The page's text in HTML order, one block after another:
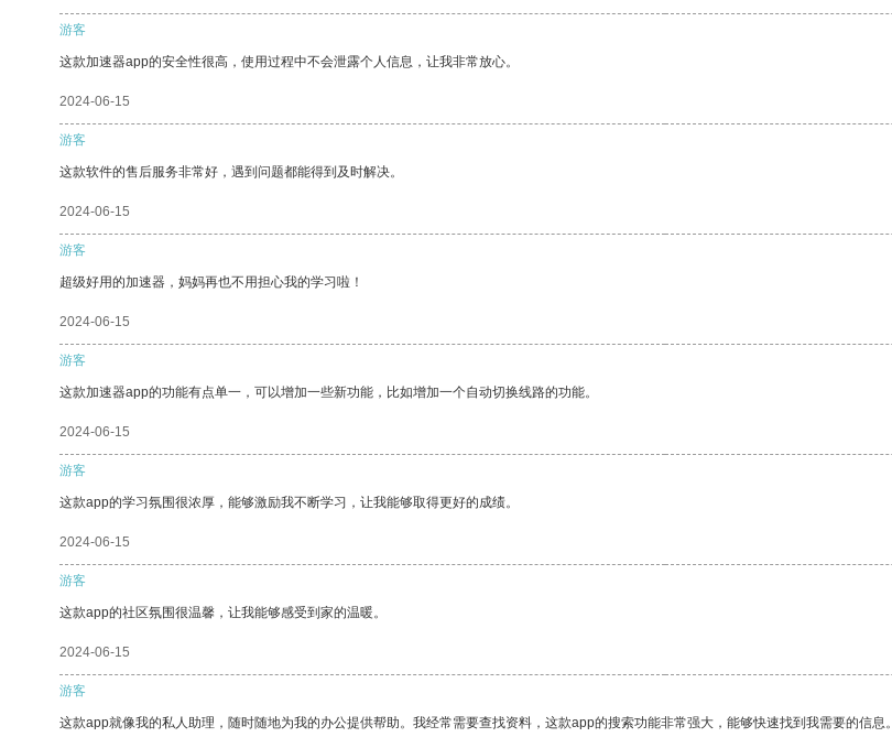
游客
这款加速器app的安全性很高，使用过程中不会泄露个人信息，让我非常放心。
2024-06-15
游客
这款软件的售后服务非常好，遇到问题都能得到及时解决。
2024-06-15
游客
超级好用的加速器，妈妈再也不用担心我的学习啦！
2024-06-15
游客
这款加速器app的功能有点单一，可以增加一些新功能，比如增加一个自动切换线路的功能。
2024-06-15
游客
这款app的学习氛围很浓厚，能够激励我不断学习，让我能够取得更好的成绩。
2024-06-15
游客
这款app的社区氛围很温馨，让我能够感受到家的温暖。
2024-06-15
游客
这款app就像我的私人助理，随时随地为我的办公提供帮助。我经常需要查找资料，这款app的搜索功能非常强大，能够快速找到我需要的信息。